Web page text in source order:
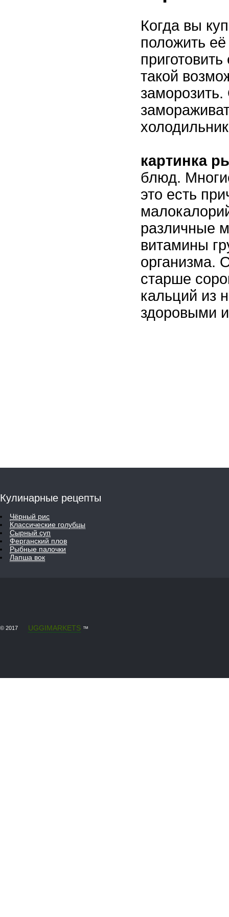
Когда вы
положить
такой
картинка
блюд.
это есть
различные
витамины
организма.
старше
кальций из
здоровыми
Кулинарные рецепты
Чёрный рис
Классические голубцы
Сырный суп
Ферганский плов
Рыбные палочки
Лапша вок
© 2017 UGGIMARKETS ™